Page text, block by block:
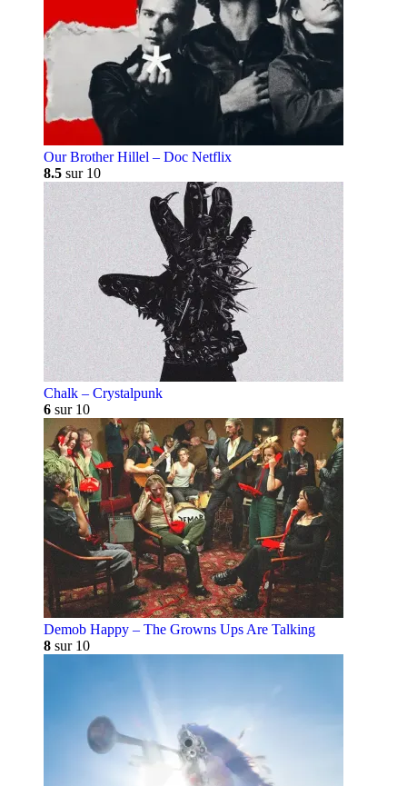
Our Brother Hillel – Doc Netflix
8.5 sur 10
Chalk – Crystalpunk
6 sur 10
Demob Happy – The Growns Ups Are Talking
8 sur 10